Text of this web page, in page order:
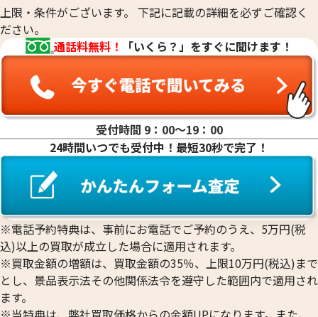
上限・条件がございます。 下記に記載の詳細を必ずご確認く
ださい。
通話料無料！
「いくら？」をすぐに聞けます！
受付時間 9：00〜19：00
24時間いつでも受付中！最短30秒で完了！
※電話予約特典は、事前にお電話でご予約のうえ、5万円(税
込)以上の買取が成立した場合に適用されます。
※買取金額の増額は、買取金額の35％、上限10万円(税込)まで
とし、景品表示法その他関係法令を遵守した範囲内で適用され
ます。